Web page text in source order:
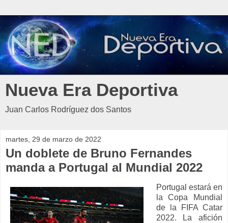
Nueva Era Deportiva
Juan Carlos Rodríguez dos Santos
martes, 29 de marzo de 2022
Un doblete de Bruno Fernandes
manda a Portugal al Mundial 2022
Portugal estará en
la Copa Mundial
de la FIFA Catar
2022. La afición